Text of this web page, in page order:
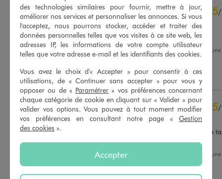
4.6/5
Basé sur
contrôle
Voir tous les avis sur ce site
étoiles
40
4étoiles
9
3étoiles
2
2étoiles
5/
Avis vérifié et récompensé
Idem
Avis du04/08/2026 , suite à
23/07/2026 parM.M.
Utile (0) Signaler
5/
Avis vérifié et récompensé
Très jolie agréable à portée
, suite à
des technologies similaires pour fournir, mettre à jour,
améliorer nos services et personnaliser les annonces. Si vous
l'acceptez, nous pourrons stocker, accéder et traiter des
données personnelles telles que vos visites à ce site web, les
adresses IP, les informations de votre compte utilisateur
telles que votre adresse e-mail et les identifiants des cookies.
Vous avez le choix d'« Accepter » pour consentir à ces
utilisations, de « Continuer sans accepter » pour vous y
opposer ou de « Paramétrer » vos préférences concernant
chaque catégorie de cookie en cliquant sur « Valider » pour
valider vos options. Vous pouvez à tout moment modifier
vos préférences en consultant notre page « Gestion
des cookies ».
Accepter